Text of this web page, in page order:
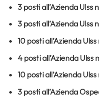
3 posti all’Azienda Ulss
3 posti all’Azienda Ulss
10 posti all’Azienda
4 posti all’Azienda Ulss
10 posti all’Azienda
3 posti all’Azienda